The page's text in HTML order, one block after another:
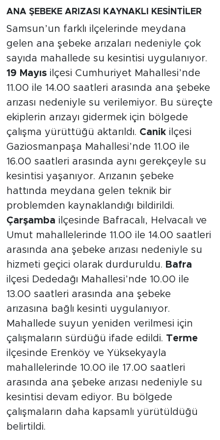
ANA ŞEBEKE ARIZASI KAYNAKLI KESİNTİLER
Samsun’un farklı ilçelerinde meydana
gelen ana şebeke arızaları nedeniyle çok
sayıda mahallede su kesintisi uygulanıyor.
19 Mayısilçesi Cumhuriyet Mahallesi’nde
11.00 ile 14.00 saatleri arasında ana şebeke
arızası nedeniyle su verilemiyor. Bu süreçte
ekiplerin arızayı gidermek için bölgede
çalışma yürüttüğü aktarıldı. Canikilçesi
Gaziosmanpaşa Mahallesi’nde 11.00 ile
16.00 saatleri arasında aynı gerekçeyle su
kesintisi yaşanıyor. Arızanın şebeke
hattında meydana gelen teknik bir
problemden kaynaklandığı bildirildi.
Çarşamba ilçesinde Bafracalı, Helvacalı ve
Umut mahallelerinde 11.00 ile 14.00 saatleri
arasında ana şebeke arızası nedeniyle su
hizmeti geçici olarak durduruldu. Bafra
ilçesi Dededağı Mahallesi’nde 10.00 ile
13.00 saatleri arasında ana şebeke
arızasına bağlı kesinti uygulanıyor.
Mahallede suyun yeniden verilmesi için
çalışmaların sürdüğü ifade edildi. Terme
ilçesinde Erenköy ve Yüksekyayla
mahallelerinde 10.00 ile 17.00 saatleri
arasında ana şebeke arızası nedeniyle su
kesintisi devam ediyor. Bu bölgede
çalışmaların daha kapsamlı yürütüldüğü
belirtildi.